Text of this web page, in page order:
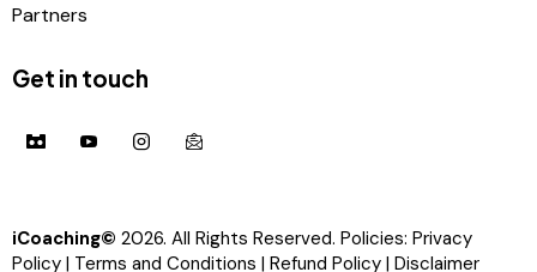
Partners
Get in touch
iCoaching© 2026. All Rights Reserved. Policies: Privacy
Policy | Terms and Conditions | Refund Policy | Disclaimer